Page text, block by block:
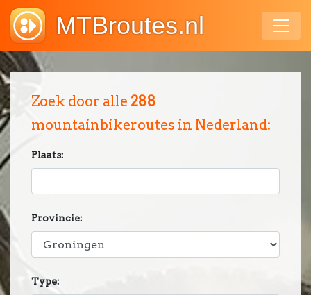
MTBroutes.nl
Zoek door alle 288
mountainbikeroutes in Nederland:
Plaats:
Provincie:
Type: